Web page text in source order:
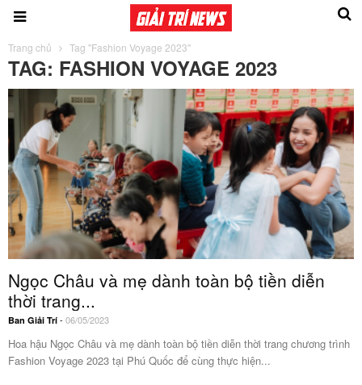
Trang chủ Tag "Fashion Voyage 2023"
TAG: FASHION VOYAGE 2023
Ngọc Châu và mẹ dành toàn bộ tiền diễn
thời trang...
Ban Giải Trí - 06/05/2023
Hoa hậu Ngọc Châu và mẹ dành toàn bộ tiền diễn thời trang chương trình
Fashion Voyage 2023 tại Phú Quốc để cùng thực hiện...